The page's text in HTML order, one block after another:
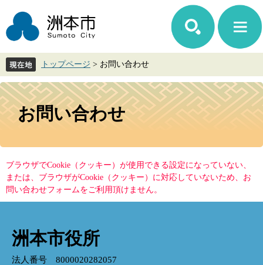
ジ
先
で
す。
ュ
を
ば
し
て
トップページ > お問い合わせ
本
文
お問い合わせ
ブラウザでCookie（クッキー）が使用できる設定になっていない、
または、ブラウザがCookie（クッキー）に対応していないため、お
問い合わせフォームをご利用頂けません。
洲本市役所
法人番号 8000020282057